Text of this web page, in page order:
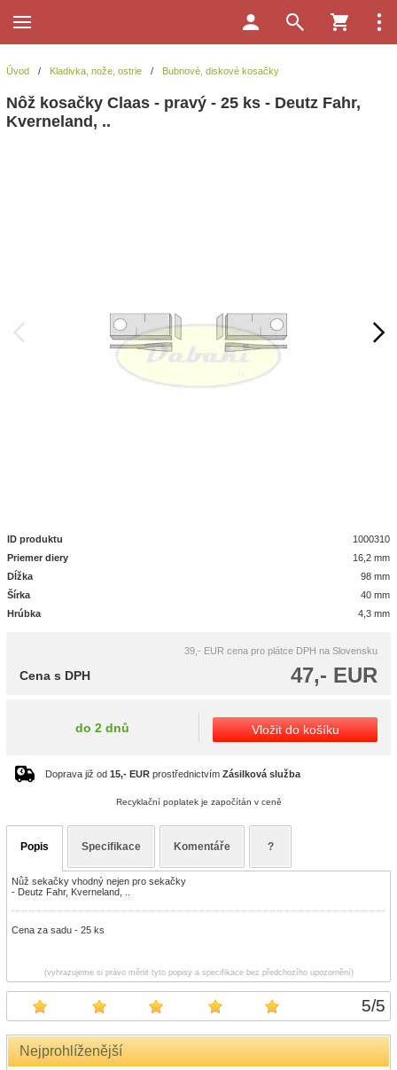
5/5
Nejprohlíženější
Úvod / Kladivka, nože, ostrie / Bubnové, diskové kosačky
Nôž kosačky Claas - pravý - 25 ks - Deutz Fahr,
Kverneland, ..
ID produktu
1000310
Priemer diery
16,2 mm
Dĺžka
98 mm
Šírka
40 mm
Hrúbka
4,3 mm
39,- EUR cena pro plátce DPH na Slovensku
47,- EUR
Cena s DPH
do 2 dnů Vložit do košíku
Doprava již od 15,- EUR prostřednictvím Zásilková služba
Recyklační poplatek je započítán v ceně
Popis Specifikace Komentáře ?
Nůž sekačky vhodný nejen pro sekačky
- Deutz Fahr, Kverneland, ..
Cena za sadu - 25 ks
(vyhrazujeme si právo měnit tyto popisy a specifikace bez předchozího upozornění)